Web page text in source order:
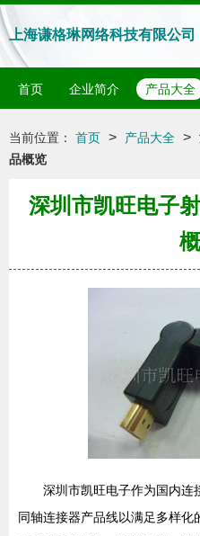
上海谦格琳网络科技有限公司
首页 企业简介 产品大全
当前位置： 首页 > 产品大全 >
品概览
深圳市凯旺电子
深圳市凯旺电子作为国内连
同轴连接器产品线以满足多样化